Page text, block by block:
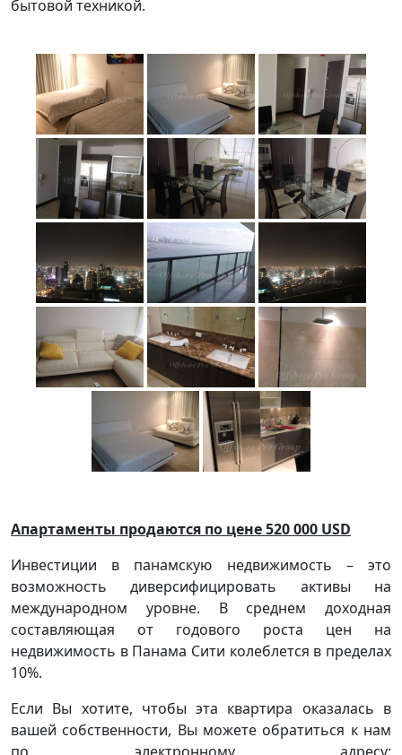
бытовой техникой.
Апартаменты продаются по цене 520 000 USD
Инвестиции в панамскую недвижимость – это
возможность диверсифицировать активы на
международном уровне. В среднем доходная
составляющая от годового роста цен на
недвижимость в Панама Сити колеблется в пределах
10%.
Если Вы хотите, чтобы эта квартира оказалась в
вашей собственности, Вы можете обратиться к нам